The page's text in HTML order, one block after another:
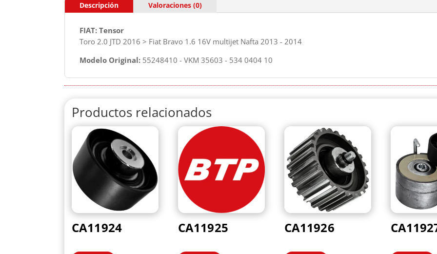
Descripción Valoraciones (0)
FIAT: Tensor
Toro 2.0 JTD 2016 > Fiat Bravo 1.6 16V multijet Nafta 2013 - 2014
Modelo Original: 55248410 - VKM 35603 - 534 0404 10
Productos relacionados
CA11924 CA11925 CA11926